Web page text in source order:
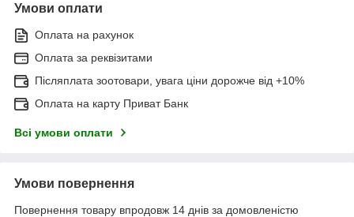
Умови оплати
Оплата на рахунок
Оплата за реквізитами
Післяплата зоотовари, увага ціни дорожче від +10%
Оплата на карту Приват Банк
Всі умови оплати
Умови повернення
Повернення товару впродовж 14 днів за домовленістю